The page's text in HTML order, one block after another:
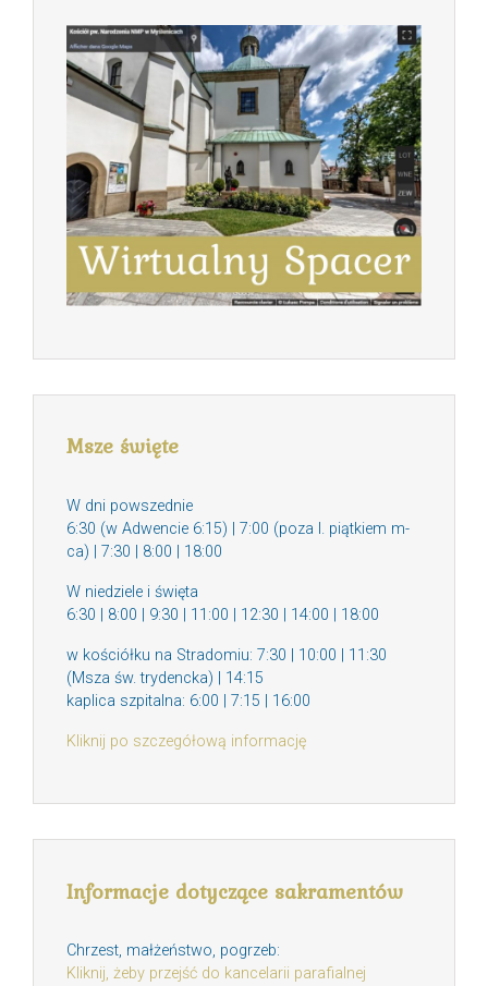
Msze święte
W dni powszednie
6:30 (w Adwencie 6:15) | 7:00 (poza I. piątkiem m-
ca) | 7:30 | 8:00 | 18:00
W niedziele i święta
6:30 | 8:00 | 9:30 | 11:00 | 12:30 | 14:00 | 18:00
w kościółku na Stradomiu: 7:30 | 10:00 | 11:30
(Msza św. trydencka) | 14:15
kaplica szpitalna: 6:00 | 7:15 | 16:00
Kliknij po szczegółową informację
Informacje dotyczące sakramentów
Chrzest, małżeństwo, pogrzeb:
Kliknij, żeby przejść do kancelarii parafialnej